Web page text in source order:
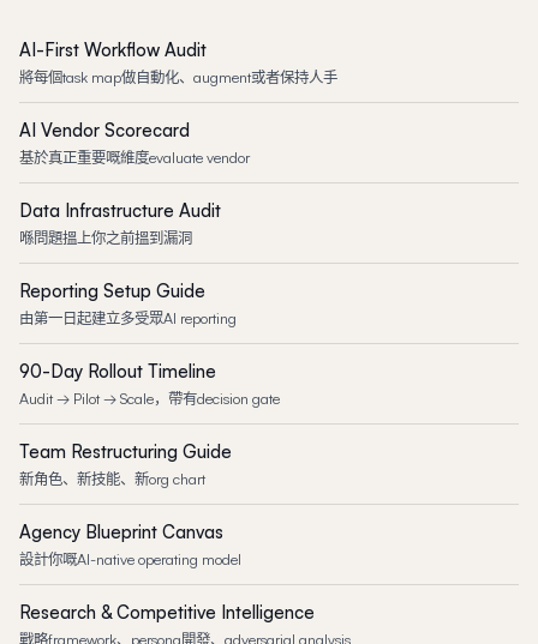
AI-First Workflow Audit
將每個task map做自動化、augment或者保持人手
AI Vendor Scorecard
基於真正重要嘅維度evaluate vendor
Data Infrastructure Audit
喺問題搵上你之前搵到漏洞
Reporting Setup Guide
由第一日起建立多受眾AI reporting
90-Day Rollout Timeline
Audit → Pilot → Scale，帶有decision gate
Team Restructuring Guide
新角色、新技能、新org chart
Agency Blueprint Canvas
設計你嘅AI-native operating model
Research & Competitive Intelligence
戰略framework、persona開發、adversarial analysis